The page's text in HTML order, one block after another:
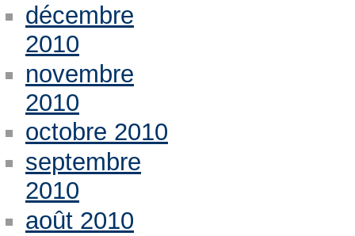
décembre
2010
novembre
2010
octobre 2010
septembre
2010
août 2010